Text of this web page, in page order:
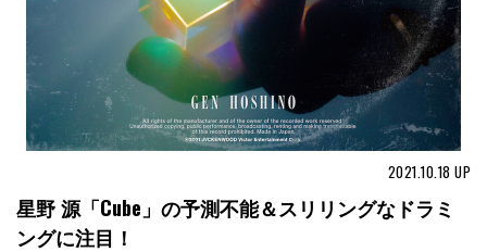
2021.10.18 UP
星野 源「Cube」の予測不能＆スリリングなドラミ
ングに注目！